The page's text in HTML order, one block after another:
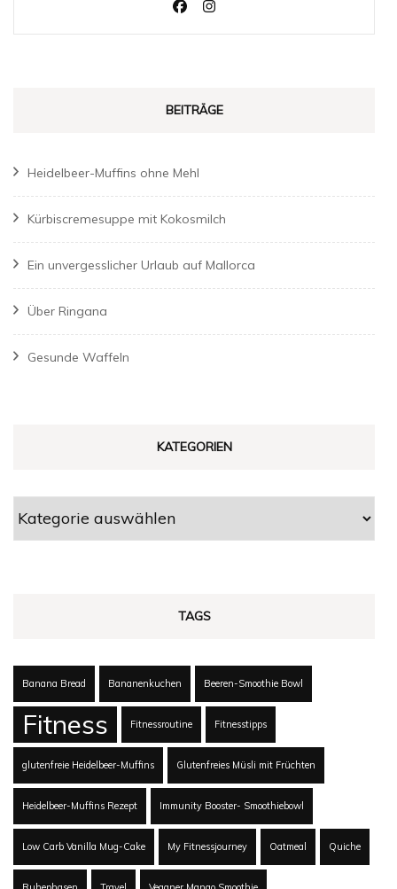
BEITRÄGE
Heidelbeer-Muffins ohne Mehl
Kürbiscremesuppe mit Kokosmilch
Ein unvergesslicher Urlaub auf Mallorca
Über Ringana
Gesunde Waffeln
KATEGORIEN
Kategorien
TAGS
Banana Bread Bananenkuchen Beeren-Smoothie Bowl
Fitness Fitnessroutine Fitnesstipps
glutenfreie Heidelbeer-Muffins Glutenfreies Müsli mit Früchten
Heidelbeer-Muffins Rezept Immunity Booster- Smoothiebowl
Low Carb Vanilla Mug-Cake My Fitnessjourney Oatmeal Quiche